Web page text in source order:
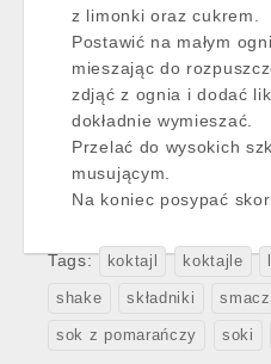
z limonki oraz cukrem.
Postawić na małym
mieszając do
zdjąć z ognia i dodać
dokładnie wymieszać.
Przelać do wysokich
musującym.
Na koniec posypać
Tags: koktajl koktajle
shake składniki
sok z pomarańczy soki